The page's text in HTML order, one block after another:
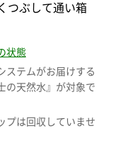
つぶして通い箱
状態
ステムがお届けする
の天然水』が対象で
プは回収していませ